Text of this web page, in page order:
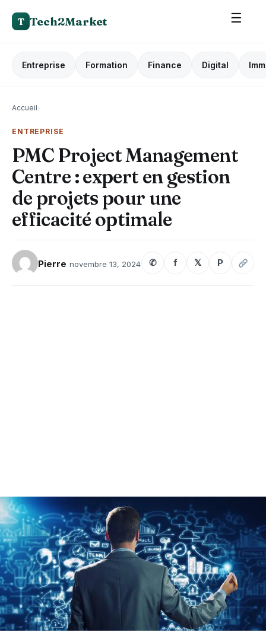
T Tech2Market ☰
Entreprise Formation Finance Digital
Accueil›
ENTREPRISE
PMC Project Management
Centre : expert en gestion
de projets pour une
efficacité optimale
Pierre novembre 13, 2024 ✆ f 𝕏 P